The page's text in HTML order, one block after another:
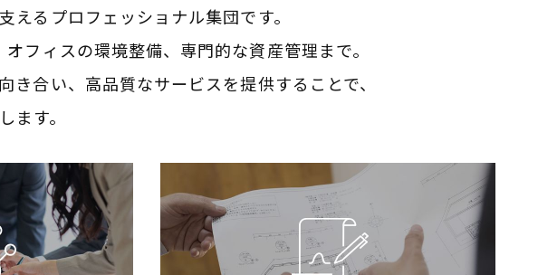
える プロフェッショナル集団です。
フィスの環境整備、専門的な資産管理まで。
き合い、 高品質なサービスを提供することで、
ます。